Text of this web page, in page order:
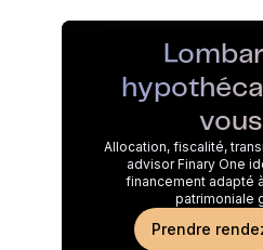
Allocation, fiscalité,
advisor Finary One
financement adapté
patrimoniale
Prendre